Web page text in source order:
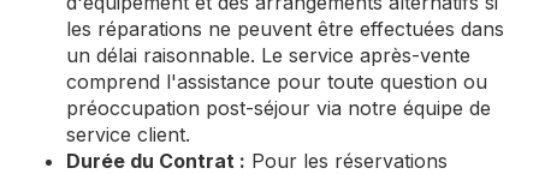
les réparations ne peuvent être effectuées dans
un délai raisonnable. Le service après-vente
comprend l'assistance pour toute question ou
préoccupation post-séjour via notre équipe de
service client.
Durée du Contrat : Pour les réservations